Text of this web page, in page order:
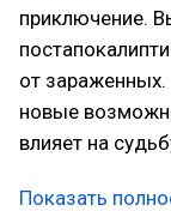
приключение.
от
новые
влияет на
Показать